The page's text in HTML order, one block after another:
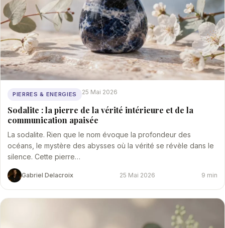
PIERRES & ENERGIES 25 Mai 2026
Sodalite : la pierre de la vérité intérieure et de la
communication apaisée
La sodalite. Rien que le nom évoque la profondeur des
océans, le mystère des abysses où la vérité se révèle dans le
silence. Cette pierre…
Gabriel Delacroix 25 Mai 2026 9 min